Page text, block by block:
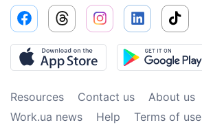
Resources Contact us About us
Work.ua news
Help Terms of use